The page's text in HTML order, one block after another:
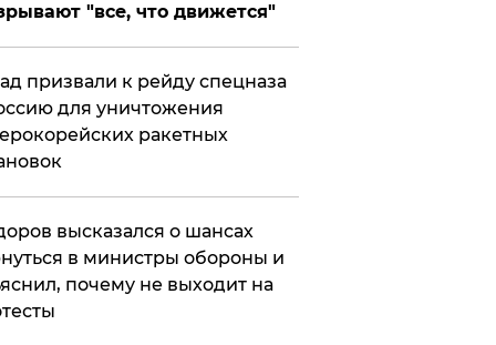
"все, что движется"
призвали к рейду спецназа
для уничтожения
ракетных
высказался о шансах
в министры обороны и
почему не выходит на